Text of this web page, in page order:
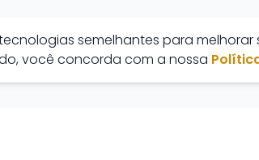
semelhantes para
você concorda com a nossa